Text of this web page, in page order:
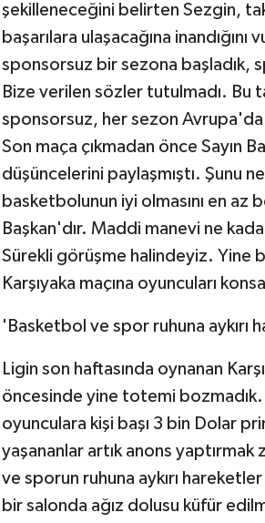
şekilleneceğini belirten Sezgin,
başarılara ulaşacağına
sponsorsuz bir sezona
Bize verilen sözler tutulmadı. Bu
sponsorsuz, her sezon Avrupa'da
Son maça çıkmadan önce Sayın
düşüncelerini paylaşmıştı. Şunu
basketbolunun iyi olmasını en az
Başkan'dır. Maddi manevi ne
Sürekli görüşme halindeyiz. Yine
Karşıyaka maçına oyuncuları
'Basketbol ve spor ruhuna aykırı
Ligin son haftasında oynanan
öncesinde yine totemi bozmadık.
oyunculara kişi başı 3 bin Dolar
yaşananlar artık anons
ve sporun ruhuna aykırı
bir salonda ağız dolusu küfür